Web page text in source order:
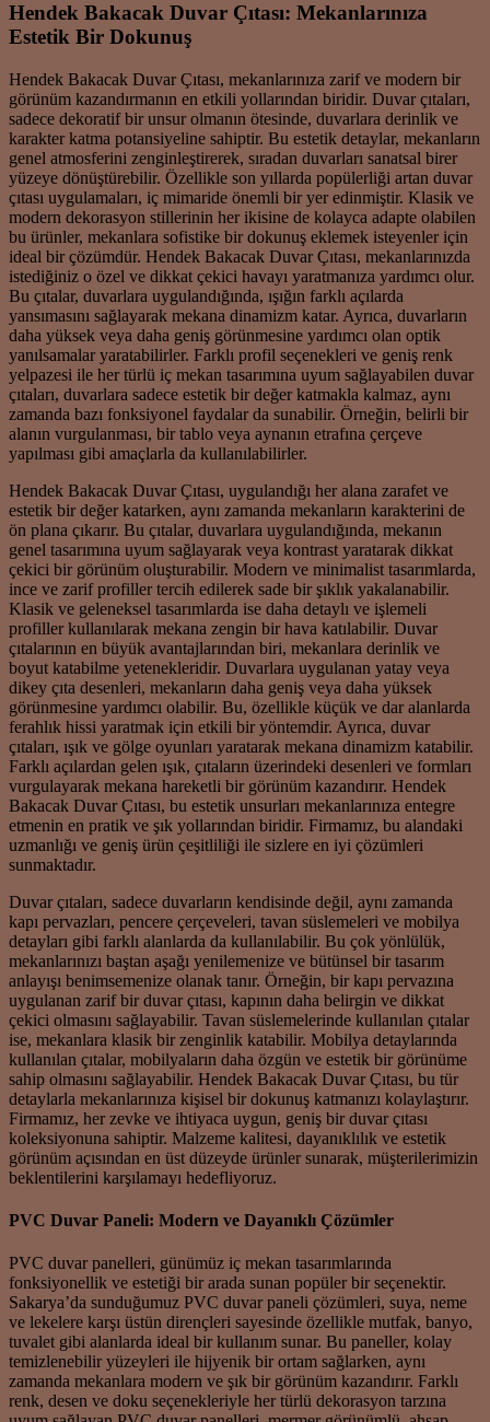
Hendek Bakacak Duvar Çıtası: Mekanlarınıza
Estetik Bir Dokunuş
Hendek Bakacak Duvar Çıtası, mekanlarınıza zarif ve modern bir
görünüm kazandırmanın en etkili yollarından biridir. Duvar çıtaları,
sadece dekoratif bir unsur olmanın ötesinde, duvarlara derinlik ve
karakter katma potansiyeline sahiptir. Bu estetik detaylar, mekanların
genel atmosferini zenginleştirerek, sıradan duvarları sanatsal birer
yüzeye dönüştürebilir. Özellikle son yıllarda popülerliği artan duvar
çıtası uygulamaları, iç mimaride önemli bir yer edinmiştir. Klasik ve
modern dekorasyon stillerinin her ikisine de kolayca adapte olabilen
bu ürünler, mekanlara sofistike bir dokunuş eklemek isteyenler için
ideal bir çözümdür. Hendek Bakacak Duvar Çıtası, mekanlarınızda
istediğiniz o özel ve dikkat çekici havayı yaratmanıza yardımcı olur.
Bu çıtalar, duvarlara uygulandığında, ışığın farklı açılarda
yansımasını sağlayarak mekana dinamizm katar. Ayrıca, duvarların
daha yüksek veya daha geniş görünmesine yardımcı olan optik
yanılsamalar yaratabilirler. Farklı profil seçenekleri ve geniş renk
yelpazesi ile her türlü iç mekan tasarımına uyum sağlayabilen duvar
çıtaları, duvarlara sadece estetik bir değer katmakla kalmaz, aynı
zamanda bazı fonksiyonel faydalar da sunabilir. Örneğin, belirli bir
alanın vurgulanması, bir tablo veya aynanın etrafına çerçeve
yapılması gibi amaçlarla da kullanılabilirler.
Hendek Bakacak Duvar Çıtası, uygulandığı her alana zarafet ve
estetik bir değer katarken, aynı zamanda mekanların karakterini de
ön plana çıkarır. Bu çıtalar, duvarlara uygulandığında, mekanın
genel tasarımına uyum sağlayarak veya kontrast yaratarak dikkat
çekici bir görünüm oluşturabilir. Modern ve minimalist tasarımlarda,
ince ve zarif profiller tercih edilerek sade bir şıklık yakalanabilir.
Klasik ve geleneksel tasarımlarda ise daha detaylı ve işlemeli
profiller kullanılarak mekana zengin bir hava katılabilir. Duvar
çıtalarının en büyük avantajlarından biri, mekanlara derinlik ve
boyut katabilme yetenekleridir. Duvarlara uygulanan yatay veya
dikey çıta desenleri, mekanların daha geniş veya daha yüksek
görünmesine yardımcı olabilir. Bu, özellikle küçük ve dar alanlarda
ferahlık hissi yaratmak için etkili bir yöntemdir. Ayrıca, duvar
çıtaları, ışık ve gölge oyunları yaratarak mekana dinamizm katabilir.
Farklı açılardan gelen ışık, çıtaların üzerindeki desenleri ve formları
vurgulayarak mekana hareketli bir görünüm kazandırır. Hendek
Bakacak Duvar Çıtası, bu estetik unsurları mekanlarınıza entegre
etmenin en pratik ve şık yollarından biridir. Firmamız, bu alandaki
uzmanlığı ve geniş ürün çeşitliliği ile sizlere en iyi çözümleri
sunmaktadır.
Duvar çıtaları, sadece duvarların kendisinde değil, aynı zamanda
kapı pervazları, pencere çerçeveleri, tavan süslemeleri ve mobilya
detayları gibi farklı alanlarda da kullanılabilir. Bu çok yönlülük,
mekanlarınızı baştan aşağı yenilemenize ve bütünsel bir tasarım
anlayışı benimsemenize olanak tanır. Örneğin, bir kapı pervazına
uygulanan zarif bir duvar çıtası, kapının daha belirgin ve dikkat
çekici olmasını sağlayabilir. Tavan süslemelerinde kullanılan çıtalar
ise, mekanlara klasik bir zenginlik katabilir. Mobilya detaylarında
kullanılan çıtalar, mobilyaların daha özgün ve estetik bir görünüme
sahip olmasını sağlayabilir. Hendek Bakacak Duvar Çıtası, bu tür
detaylarla mekanlarınıza kişisel bir dokunuş katmanızı kolaylaştırır.
Firmamız, her zevke ve ihtiyaca uygun, geniş bir duvar çıtası
koleksiyonuna sahiptir. Malzeme kalitesi, dayanıklılık ve estetik
görünüm açısından en üst düzeyde ürünler sunarak, müşterilerimizin
beklentilerini karşılamayı hedefliyoruz.
PVC Duvar Paneli: Modern ve Dayanıklı Çözümler
PVC duvar panelleri, günümüz iç mekan tasarımlarında
fonksiyonellik ve estetiği bir arada sunan popüler bir seçenektir.
Sakarya’da sunduğumuz PVC duvar paneli çözümleri, suya, neme
ve lekelere karşı üstün dirençleri sayesinde özellikle mutfak, banyo,
tuvalet gibi alanlarda ideal bir kullanım sunar. Bu paneller, kolay
temizlenebilir yüzeyleri ile hijyenik bir ortam sağlarken, aynı
zamanda mekanlara modern ve şık bir görünüm kazandırır. Farklı
renk, desen ve doku seçenekleriyle her türlü dekorasyon tarzına